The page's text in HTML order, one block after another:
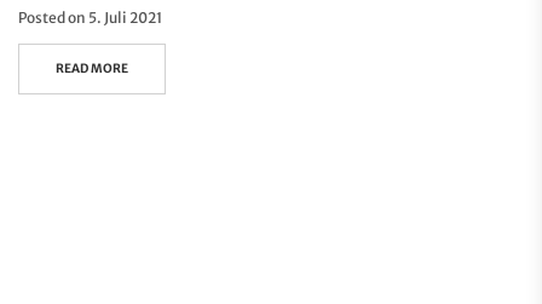
Posted on 5. Juli 2021
READ MORE